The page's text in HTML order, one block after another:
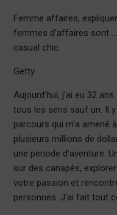
Femme affaires,
femmes d’affaires sont
casual chic.
Getty
Aujourd’hui, j’ai eu 32
tous les sens sauf un. Il
parcours qui m’a amené
plusieurs millions de
une période d’aventure.
sur des canapés,
votre passion et
personnes. J’ai fait tout